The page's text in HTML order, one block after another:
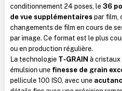
conditionnement 24 poses, le 36
de vue supplémentaires par film,
changements de film en cours de
par image. Ce format est le plus
ou en production régulière.
La technologie T-GRAIN à
émulsion une finesse de grain
pellicule 100 ISO, avec une